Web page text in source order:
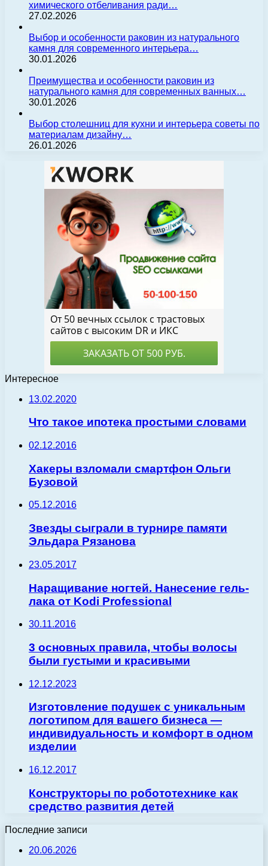
химического отбеливания ради…
27.02.2026
Выбор и особенности раковин из натурального
камня для современного интерьера…
30.01.2026
Преимущества и особенности раковин из
натурального камня для современных ванных…
30.01.2026
Выбор столешниц для кухни и интерьера советы по
материалам дизайну…
26.01.2026
Интересное
13.02.2020
Что такое ипотека простыми словами
02.12.2016
Хакеры взломали смартфон Ольги
Бузовой
05.12.2016
Звезды сыграли в турнире памяти
Эльдара Рязанова
23.05.2017
Наращивание ногтей. Нанесение гель-
лака от Kodi Professional
30.11.2016
3 основных правила, чтобы волосы
были густыми и красивыми
12.12.2023
Изготовление подушек с уникальным
логотипом для вашего бизнеса —
индивидуальность и комфорт в одном
изделии
16.12.2017
Конструкторы по робототехнике как
средство развития детей
Последние записи
20.06.2026